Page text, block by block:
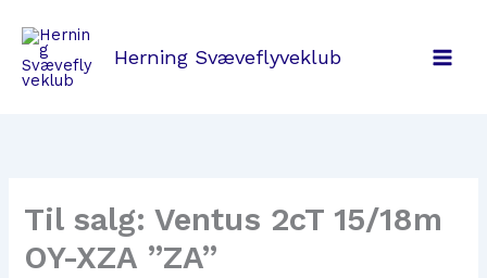
indholdet
Herning Svæveflyveklub
Til salg: Ventus 2cT 15/18m
OY-XZA ”ZA”